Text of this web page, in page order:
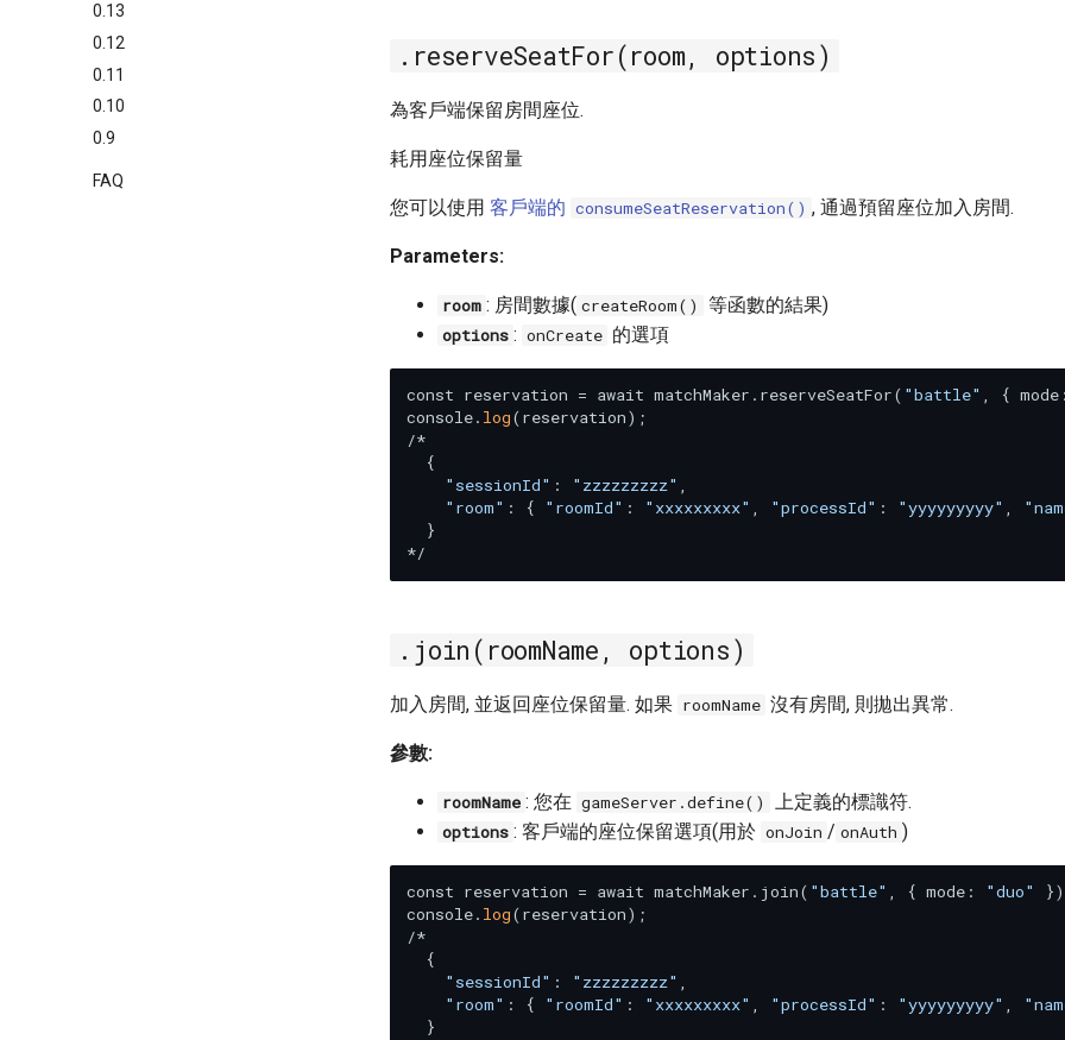
0.13
0.12
0.11
0.10
0.9
FAQ
.reserveSeatFor(room, options)
為客戶端保留房間座位.
耗用座位保留量
您可以使用 客戶端的 consumeSeatReservation() , 通過預留座位加入房間.
Parameters:
room : 房間數據( createRoom() 等函數的結果)
options : onCreate 的選項
const reservation = await matchMaker.reserveSeatFor( "battle" , {
console. log(reservation);
/*
  {
"sessionId" : "zzzzzzzzz" ,
"room" : { "roomId" : "xxxxxxxxx" , "processId" : "yyyyyyyyy" ,
  }
.join(roomName, options)
加入房間, 並返回座位保留量. 如果 roomName 沒有房間, 則拋出異常.
參數:
roomName : 您在 gameServer.define() 上定義的標識符.
options : 客戶端的座位保留選項(用於 onJoin / onAuth )
const reservation = await matchMaker.join( "battle" , { mode: "duo"
console. log(reservation);
/*
  {
"sessionId" : "zzzzzzzzz" ,
"room" : { "roomId" : "xxxxxxxxx" , "processId" : "yyyyyyyyy" ,
  }